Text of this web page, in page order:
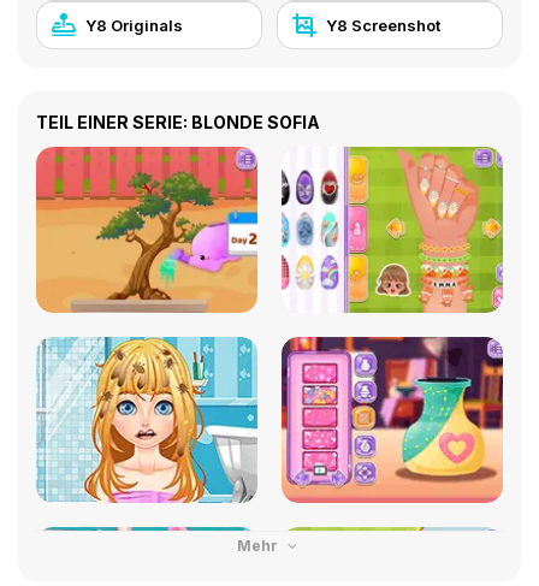
Y8 Originals Y8 Screenshot
TEIL EINER SERIE: BLONDE SOFIA
Mehr